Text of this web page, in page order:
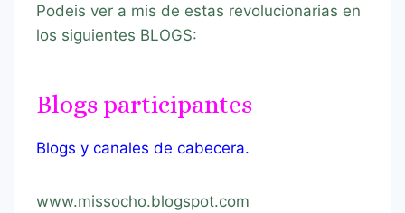
Podeis ver a mis de estas revolucionarias en
los siguientes BLOGS:
Blogs participantes
Blogs y canales de cabecera.
www.missocho.blogspot.com